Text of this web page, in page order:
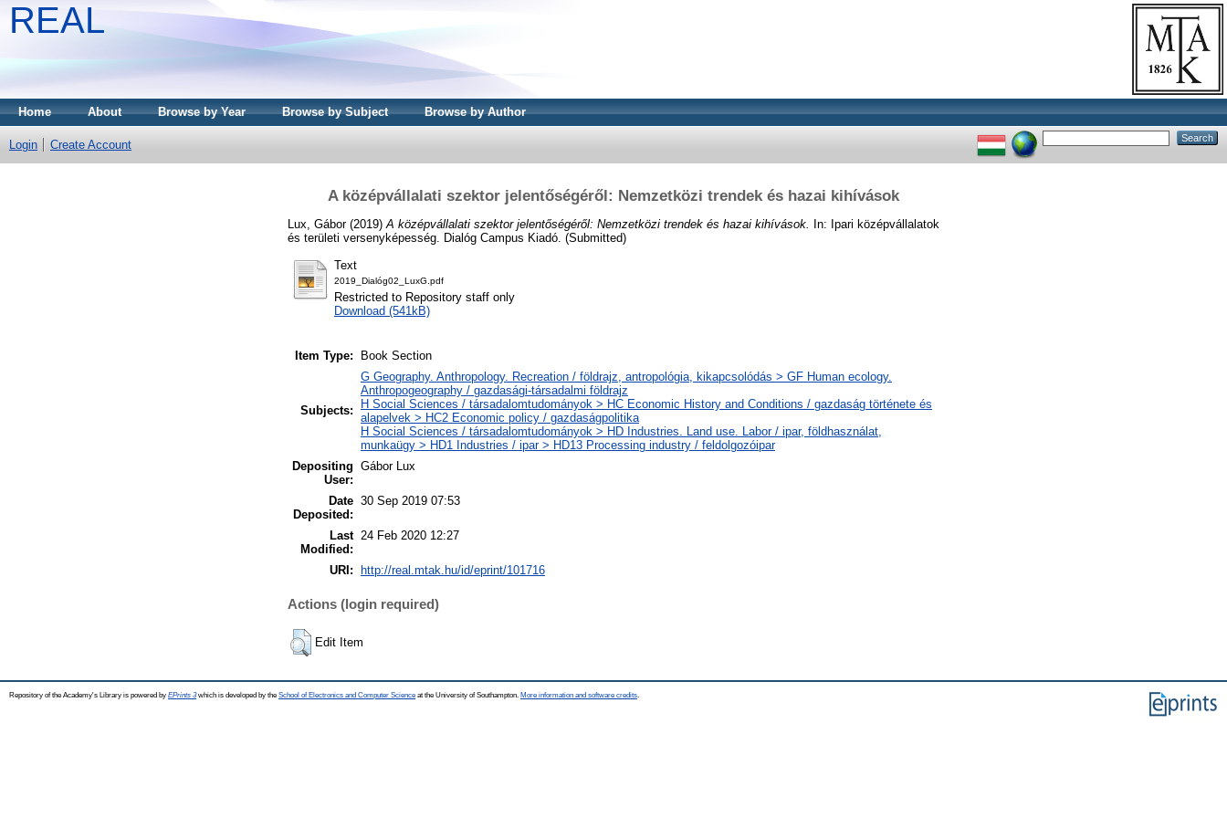
REAL
Home About Browse by Year Browse by Subject Browse by Author
Login Create Account
A középvállalati szektor jelentőségéről: Nemzetközi trendek és hazai kihívások
Lux, Gábor(2019) A középvállalati szektor jelentőségéről: Nemzetközi trendek és hazai kihívások. In: Ipari középvállalatok
és területi versenyképesség. Dialóg Campus Kiadó. (Submitted)
Text
2019_Dialóg02_LuxG.pdf
Restricted to Repository staff only
Download (541kB)
Item Type: Book Section
Subjects:
G Geography. Anthropology. Recreation / földrajz, antropológia, kikapcsolódás > GF Human ecology.
Anthropogeography / gazdasági-társadalmi földrajz
H Social Sciences / társadalomtudományok > HC Economic History and Conditions / gazdaság története és
alapelvek > HC2 Economic policy / gazdaságpolitika
H Social Sciences / társadalomtudományok > HD Industries. Land use. Labor / ipar, földhasználat,
munkaügy > HD1 Industries / ipar > HD13 Processing industry / feldolgozóipar
Depositing
User:
Gábor Lux
Date
Deposited:
30 Sep 2019 07:53
Last
Modified:
24 Feb 2020 12:27
URI: http://real.mtak.hu/id/eprint/101716
Actions (login required)
Edit Item
Repository of the Academy's Library is powered by EPrints 3which is developed by the School of Electronics and Computer Science at the University of Southampton. More information and software credits